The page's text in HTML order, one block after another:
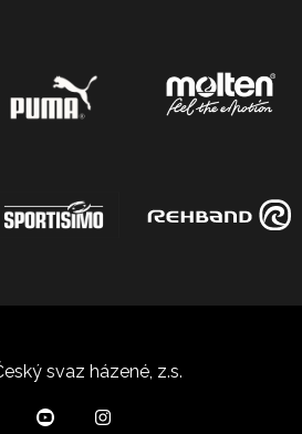
svaz házené, z.s.